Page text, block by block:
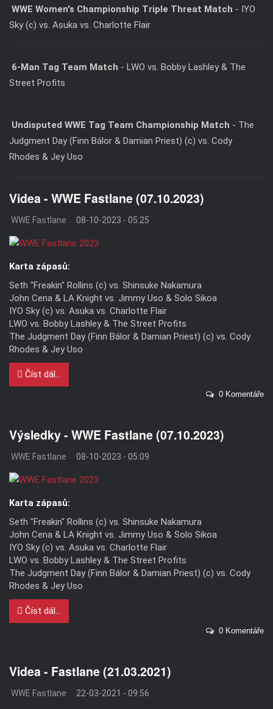
WWE Women's Championship Triple Threat Match - IYO
Sky (c) vs. Asuka vs. Charlotte Flair
6-Man Tag Team Match - LWO vs. Bobby Lashley & The
Street Profits
Undisputed WWE Tag Team Championship Match - The
Judgment Day (Finn Bálor & Damian Priest) (c) vs. Cody
Rhodes & Jey Uso
Videa - WWE Fastlane (07.10.2023)
WWE Fastlane 08-10-2023 - 05:25
Karta zápasů:
Seth "Freakin" Rollins (c) vs. Shinsuke Nakamura
John Cena & LA Knight vs. Jimmy Uso & Solo Sikoa
IYO Sky (c) vs. Asuka vs. Charlotte Flair
LWO vs. Bobby Lashley & The Street Profits
The Judgment Day (Finn Bálor & Damian Priest) (c) vs. Cody
Rhodes & Jey Uso
Číst dál...
0 Komentáře
Výsledky - WWE Fastlane (07.10.2023)
WWE Fastlane 08-10-2023 - 05:09
Karta zápasů:
Seth "Freakin" Rollins (c) vs. Shinsuke Nakamura
John Cena & LA Knight vs. Jimmy Uso & Solo Sikoa
IYO Sky (c) vs. Asuka vs. Charlotte Flair
LWO vs. Bobby Lashley & The Street Profits
The Judgment Day (Finn Bálor & Damian Priest) (c) vs. Cody
Rhodes & Jey Uso
Číst dál...
0 Komentáře
Videa - Fastlane (21.03.2021)
WWE Fastlane 22-03-2021 - 09:56